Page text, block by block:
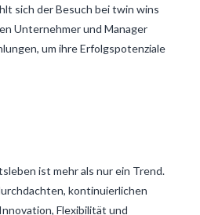
sich der Besuch bei twin wins
Unternehmer und Manager
um ihre Erfolgspotenziale
ist mehr als nur ein Trend.
kontinuierlichen
Flexibilität und